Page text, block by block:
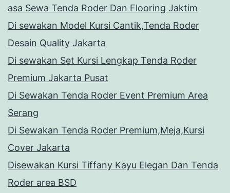
asa Sewa Tenda Roder Dan Flooring Jaktim
Di sewakan Model Kursi Cantik,Tenda Roder
Desain Quality Jakarta
Di sewakan Set Kursi Lengkap Tenda Roder
Premium Jakarta Pusat
Di Sewakan Tenda Roder Event Premium Area
Serang
Di Sewakan Tenda Roder Premium,Meja,Kursi
Cover Jakarta
Disewakan Kursi Tiffany Kayu Elegan Dan Tenda
Roder area BSD